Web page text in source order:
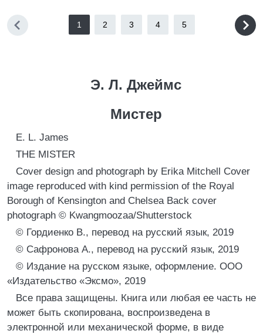
1 2 3 4 5
Э. Л. Джеймс
Мистер
E. L. James
THE MISTER
Cover design and photograph by Erika Mitchell Cover
image reproduced with kind permission of the Royal
Borough of Kensington and Chelsea Back cover
photograph © Kwangmoozaa/Shutterstock
© Гордиенко В., перевод на русский язык, 2019
© Сафронова А., перевод на русский язык, 2019
© Издание на русском языке, оформление. ООО
«Издательство «Эксмо», 2019
Все права защищены. Книга или любая ее часть не
может быть скопирована, воспроизведена в
электронной или механической форме, в виде